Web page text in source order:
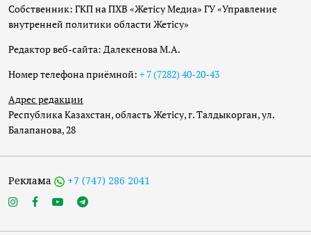
Собственник: ГКП на ПХВ «Жетісу Медиа» ГУ «Управление
внутренней политики области Жетісу»
Редактор веб-сайта: Далекенова М.А.
Номер телефона приёмной: + 7 (7282) 40-20-43
Адрес редакции
Республика Казахстан, область Жетісу, г. Талдыкорган, ул.
Балапанова, 28
Реклама +7 (747) 286 2041